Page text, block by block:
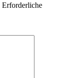
Erforderliche